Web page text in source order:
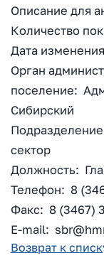
Описание для
Количество
Дата
Орган
поселение:
Сибирский
сектор
Должность:
Телефон: 8
Факс: 8 (3467)
E-mail:
Возврат к